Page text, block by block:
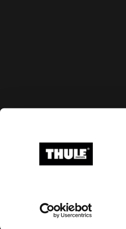
Ⓒ 2026 Thule Group Todos los